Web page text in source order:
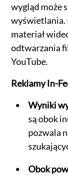
wygląd może
wyświetlania.
materiał
odtwarzania
YouTube.
Reklamy In-
Wyniki
są obok
pozwala
Obok